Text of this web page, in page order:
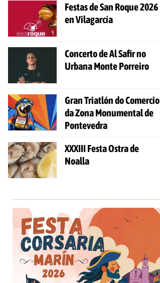
Festas de San Roque 2026
en Vilagarcía
Concerto de Al Safir no
Urbana Monte Porreiro
Gran Triatlón do Comercio
da Zona Monumental de
Pontevedra
XXXIII Festa Ostra de
Noalla